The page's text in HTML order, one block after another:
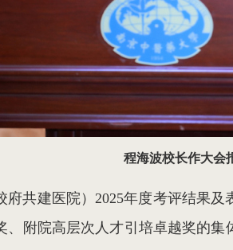
程海波校长作大会
共建医院）2025年度考评结果及
、附院高层次人才引培卓越奖的